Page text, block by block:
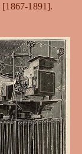
[1867-1891].